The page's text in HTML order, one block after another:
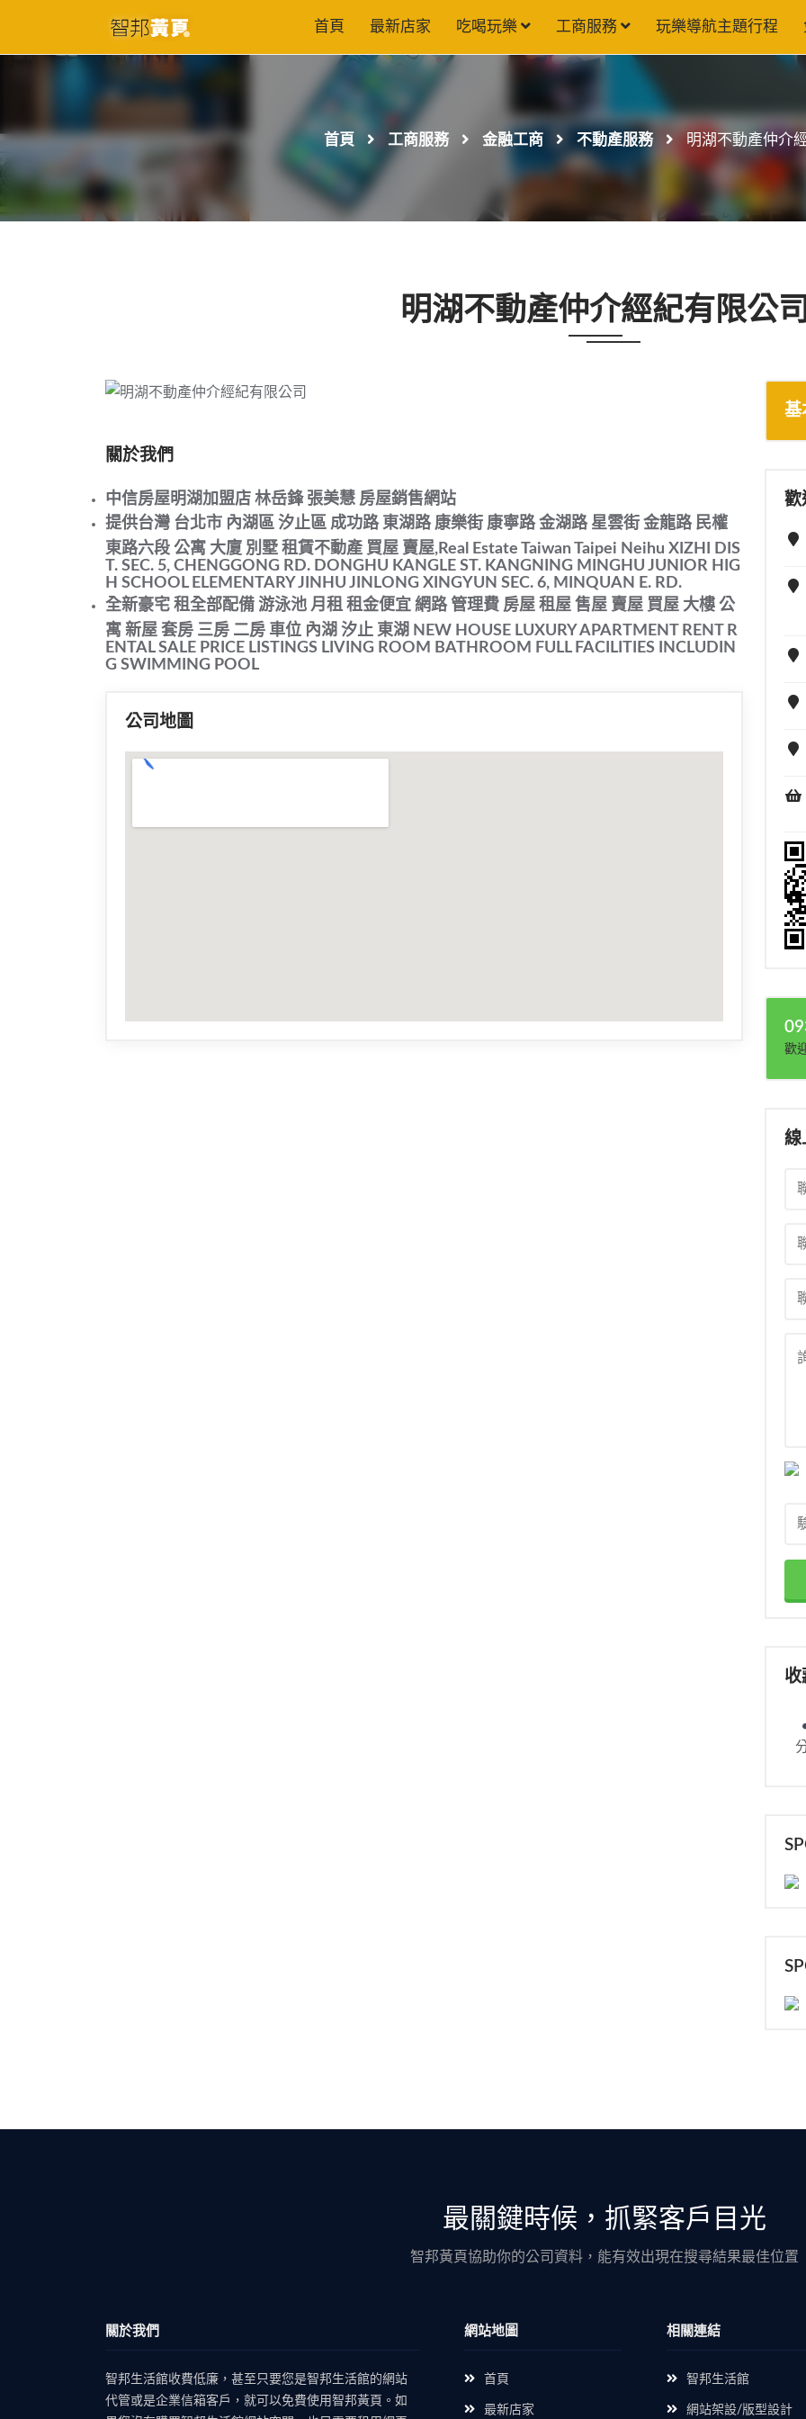
首頁 最新店家 吃喝玩樂 工商服務 玩樂導航主題行程
首頁 工商服務 金融工商 不動產服務 明湖不動產仲介
明湖不動產仲介經紀有限公
關於我們
中信房屋明湖加盟店 林岳鋒 張美慧 房屋銷售網站
提供台灣 台北市 內湖區 汐止區 成功路 東湖路 康樂街 康寧路 金湖路 星雲街 金龍路 民權
東路六段 公寓 大廈 別墅 租賃不動產 買屋 賣屋,Real Estate Taiwan Taipei Neihu XIZHI DIS
T. SEC. 5, CHENGGONG RD. DONGHU KANGLE ST. KANGNING MINGHU JUNIOR HIG
H SCHOOL ELEMENTARY JINHU JINLONG XINGYUN SEC. 6, MINQUAN E. RD.
全新豪宅 租全部配備 游泳池 月租 租金便宜 網路 管理費 房屋 租屋 售屋 賣屋 買屋 大樓 公
寓 新屋 套房 三房 二房 車位 內湖 汐止 東湖 NEW HOUSE LUXURY APARTMENT RENT R
ENTAL SALE PRICE LISTINGS LIVING ROOM BATHROOM FULL FACILITIES INCLUDIN
G SWIMMING POOL
公司地圖
基
歡
歡
線
收
最關鍵時候，抓緊客戶目光
智邦黃頁協助你的公司資料，能有效出現在搜尋結果最佳位置
關於我們
智邦生活館收費低廉，甚至只要您是智邦生活館的網站
代管或是企業信箱客戶，就可以免費使用智邦黃頁。如
網站地圖
首頁
最新店家
相關連結
智邦生活館
網站架設/版型設計